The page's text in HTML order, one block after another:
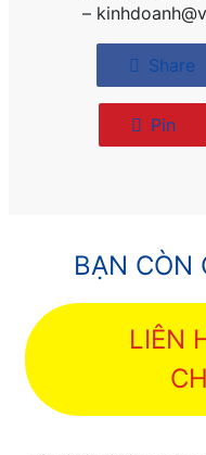
–
Share
Pin
BẠN CÒN
LIÊN